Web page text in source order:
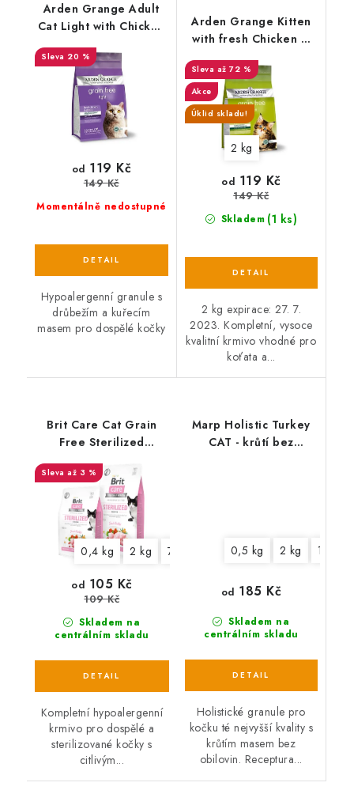
Arden Grange Adult
Cat Light with Chicken
& Potato grain free
20 %
Momentálně nedostupné
od 119 Kč
149 Kč
Hypoalergenní granule s
drůbežím a kuřecím
masem pro dospělé kočky
Arden Grange Kitten
with fresh Chicken &
Potato grain free
až 72 %
Akce
Úklid skladu!
2 kg
Skladem (1 ks)
od 119 Kč
149 Kč
2 kg expirace: 27. 7.
2023. Kompletní, vysoce
kvalitní krmivo vhodné pro
koťata a...
Brit Care Cat Grain
Free Sterilized
až 3 %
0,4 kg 2 kg 7 kg
Skladem na
centrálním skladu
od 105 Kč
109 Kč
Kompletní hypoalergenní
krmivo pro dospělé a
sterilizované kočky s
citlivým...
Marp Holistic Turkey
CAT - krůtí bez
0,5 kg 2 kg 12 kg
Skladem na
centrálním skladu
od 185 Kč
Holistické granule pro
kočku té nejvyšší kvality s
krůtím masem bez
obilovin. Receptura...